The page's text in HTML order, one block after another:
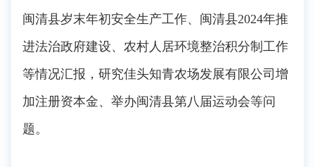
闽清县岁末年初安全生产工作、闽清县2024年推
进法治政府建设、农村人居环境整治积分制工作
等情况汇报，研究佳头知青农场发展有限公司增
加注册资本金、举办闽清县第八届运动会等问
题。